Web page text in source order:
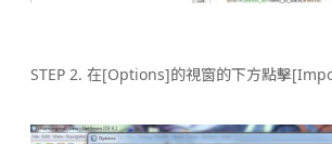
STEP 2. 在[Options]的視窗的下方點擊